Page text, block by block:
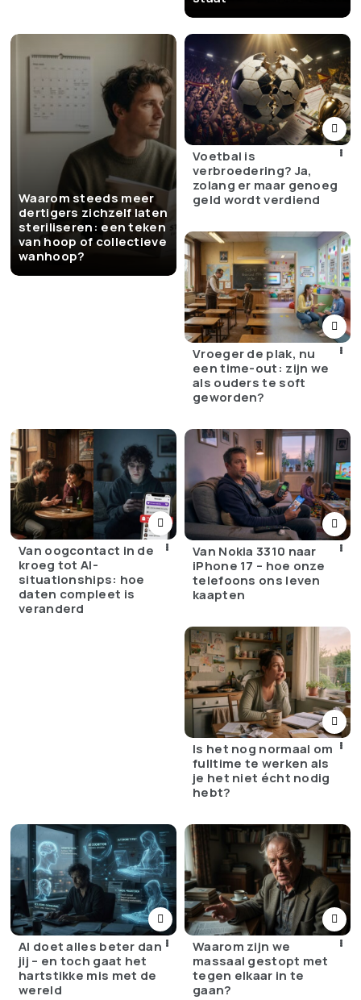
Waarom steeds meer
dertigers zichzelf laten
steriliseren: een teken
van hoop of collectieve
wanhoop?
Voetbal is
verbroedering? Ja,
zolang er maar genoeg
geld wordt verdiend
Vroeger de plak, nu
een time-out: zijn we
als ouders te soft
geworden?
Van oogcontact in de
kroeg tot AI-
situationships: hoe
daten compleet is
veranderd
Van Nokia 3310 naar
iPhone 17 – hoe onze
telefoons ons leven
kaapten
Is het nog normaal om
fulltime te werken als
je het niet écht nodig
hebt?
AI doet alles beter dan
jij – en toch gaat het
hartstikke mis met de
wereld
Waarom zijn we
massaal gestopt met
tegen elkaar in te
gaan?